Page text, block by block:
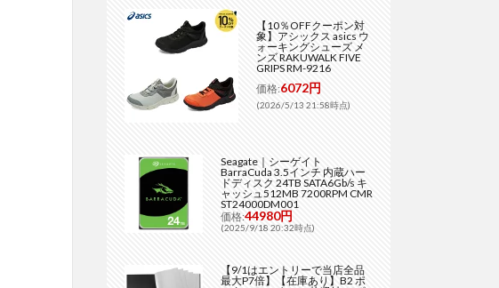
【10％OFFクーポン対
象】アシックス asics ウ
ォーキングシューズ メ
ンズ RAKUWALK FIVE
GRIPS RM-9216
価格:6072円
(2026/5/13 21:58時点)
Seagate｜シーゲイト
BarraCuda 3.5インチ 内蔵ハー
ドディスク 24TB SATA6Gb/s キ
ャッシュ512MB 7200RPM CMR
ST24000DM001
価格:44980円
(2025/9/18 20:32時点)
【9/1はエントリーで当店全品
最大P7倍】【在庫あり】B2 ポ